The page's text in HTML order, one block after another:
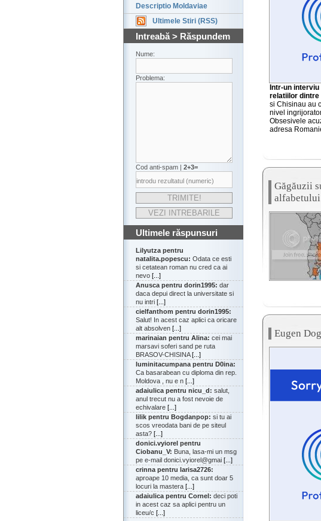
Descriptio Moldaviae
Ultimele Stiri (RSS)
Intreabă > Răspundem
Nume:
Problema:
Cod anti-spam | 2+3=
Ultimele răspunsuri
Lilyutza pentru
natalita.popescu: Odata ce esti
si cetatean roman nu cred ca ai
nevo [...]
Anusca pentru dorin1995: dar
daca depui direct la universitate si
nu intri [...]
cielfanthom pentru dorin1995:
Salut! In acest caz aplici ca oricare
alt absolven [...]
marinaian pentru Alina: cei mai
marsavi soferi sand pe ruta
BRASOV-CHISINA[...]
luminitacumpana pentru D0ina:
Ca basarabean cu diploma din rep.
Moldova , nu e n [...]
adaiulica pentru nicu_d: salut,
anul trecut nu a fost nevoie de
echivalare [...]
lilik pentru Bogdanpop: si tu ai
scos vreodata bani de pe siteul
asta? [...]
donici.vyiorel pentru
Ciobanu_V: Buna, lasa-mi un msg
pe e-mail donici.vyiorel@gmai [...]
crinna pentru larisa2726:
aproape 10 media, ca sunt doar 5
locuri la mastera [...]
adaiulica pentru Cornel: deci poti
in acest caz sa aplici pentru un
liceu/c [...]
Intr-un
relatiilor dintre
si Chisinau au
nivel
Obsesivele
adresa
Găgăuzii
Eugen